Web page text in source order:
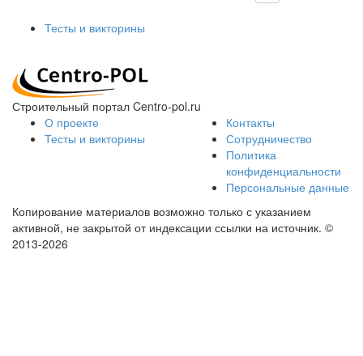
Тесты и викторины
Строительный портал Centro-pol.ru
О проекте
Тесты и викторины
Контакты
Сотрудничество
Политика
конфиденциальности
Персональные данные
Копирование материалов возможно только с указанием
активной, не закрытой от индексации ссылки на источник. ©
2013-2026